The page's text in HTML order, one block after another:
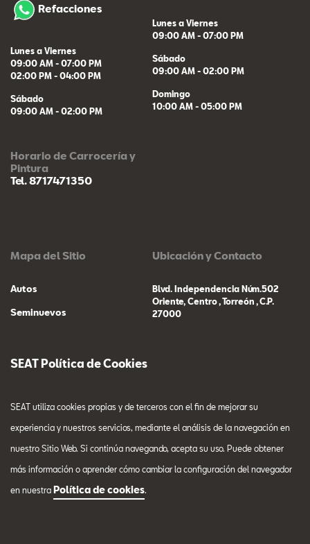
Refacciones
Lunes a Viernes
09:00 AM - 07:00 PM
02:00 PM - 04:00 PM
Sábado
09:00 AM - 02:00 PM
Lunes a Viernes
09:00 AM - 07:00 PM
Sábado
09:00 AM - 02:00 PM
Domingo
10:00 AM - 05:00 PM
Horario de Carrocería y
Pintura
Tel. 8717471350
Mapa del Sitio
Autos
Seminuevos
Servicio
Financiamiento
Promociones
Contacto
Ubicación y Contacto
Blvd. Independencia Núm.502
Oriente, Centro , Torreón , C.P.
27000
SEAT Política de Cookies
SEAT utiliza cookies propias y de terceros con el fin de mejorar su
experiencia y nuestros servicios, mediante el análisis de la navegación en
nuestro Sitio Web. Si continúa navegando, acepta su uso. Puede obtener
más información o aprender cómo cambiar la configuración del navegador
en nuestra Política de cookies.